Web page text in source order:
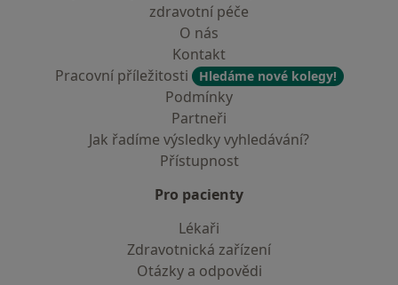
zdravotní péče
O nás
Kontakt
Pracovní příležitosti
Hledáme nové kolegy!
Podmínky
Partneři
Jak řadíme výsledky vyhledávání?
Přístupnost
Pro pacienty
Lékaři
Zdravotnická zařízení
Otázky a odpovědi